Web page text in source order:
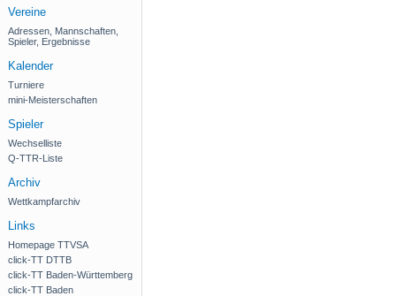
Vereine
Adressen, Mannschaften,
Spieler, Ergebnisse
Kalender
Turniere
mini-Meisterschaften
Spieler
Wechselliste
Q-TTR-Liste
Archiv
Wettkampfarchiv
Links
Homepage TTVSA
click-TT DTTB
click-TT Baden-Württemberg
click-TT Baden